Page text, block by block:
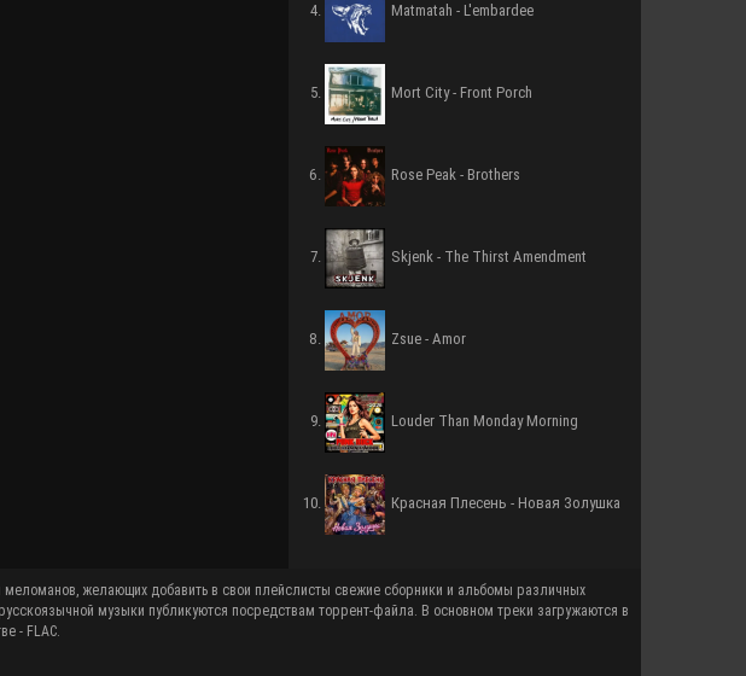
Matmatah - L'embardee
Mort City - Front Porch
Rose Peak - Brothers
Skjenk - The Thirst Amendment
Zsue - Amor
Louder Than Monday Morning
Красная Плесень - Новая Золушка
музыки публикуются посредствам торрент-файла. В основном треки загружаются в
- FLAC.